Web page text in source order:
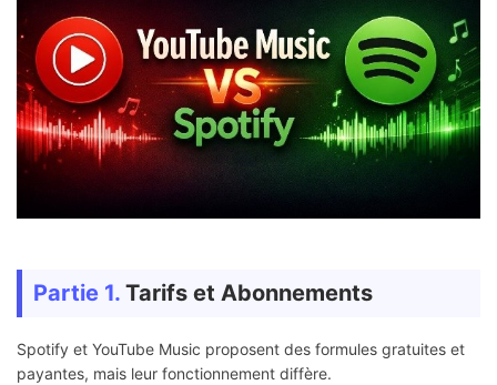
Partie 1. Tarifs et Abonnements
Spotify et YouTube Music proposent des formules gratuites et
payantes, mais leur fonctionnement diffère.